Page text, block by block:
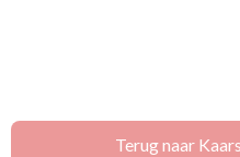
Terug naar